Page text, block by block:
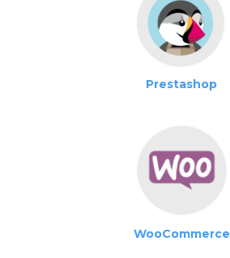
Prestashop
WooCommerce